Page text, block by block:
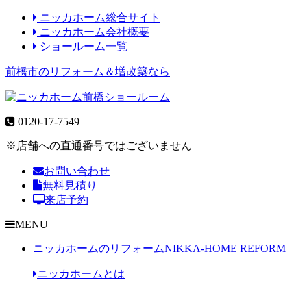
ニッカホーム総合サイト
ニッカホーム会社概要
ショールーム一覧
前橋市のリフォーム＆増改築なら
0120-17-7549
※店舗への直通番号ではございません
お問い合わせ
無料見積り
来店予約
MENU
ニッカホームのリフォームNIKKA-HOME REFORM
ニッカホームとは